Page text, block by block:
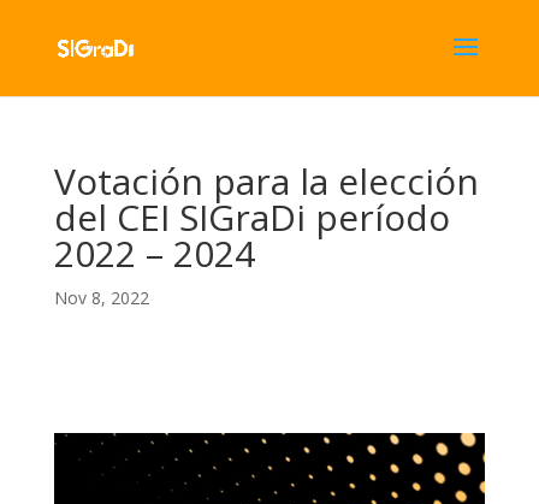
Votación para la elección
del CEI SIGraDi período
2022 – 2024
Nov 8, 2022